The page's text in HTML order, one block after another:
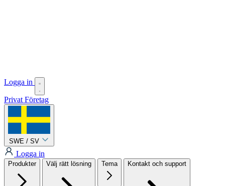
Logga in
Privat Företag
SWE / SV
Logga in
Produkter Välj rätt lösning Tema Kontakt och support